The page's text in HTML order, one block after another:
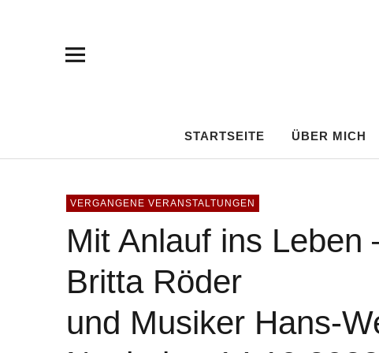
Hans-Werner
STARTSEITE ÜBER MICH
VERGANGENE VERANSTALTUNGEN
Mit Anlauf ins
Britta Röder
und Musiker Hans-